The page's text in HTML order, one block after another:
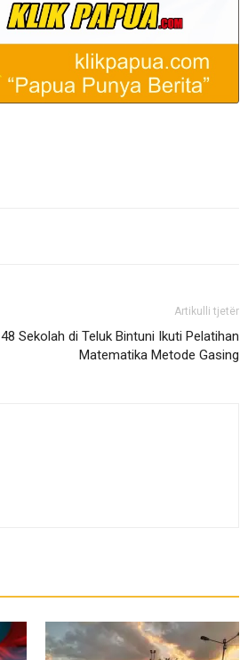
Artikulli tjetër
48 Sekolah di Teluk Bintuni Ikuti Pelatihan
Matematika Metode Gasing